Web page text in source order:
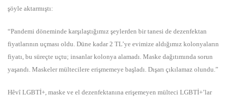
şöyle aktarmıştı:
“Pandemi döneminde karşılaştığımız şeylerden bir tanesi de dezenfektan
fiyatlarının uçması oldu. Düne kadar 2 TL’ye evimize aldığımız kolonyaların
fiyatı, bu süreçte uçtu; insanlar kolonya alamadı. Maske dağıtımında sorun
yaşandı. Maskeler mültecilere erişmemeye başladı. Dışarı çıkılamaz olundu.”
Hêvî LGBTİ+, maske ve el dezenfektanına erişemeyen mülteci LGBTİ+’lar